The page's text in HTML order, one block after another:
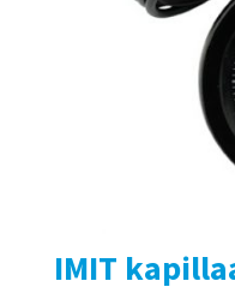
IMIT